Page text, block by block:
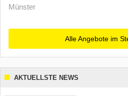
Münster
Alle Angebote im
AKTUELLSTE NEWS